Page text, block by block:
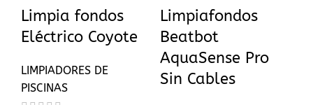
Limpia fondos
Eléctrico Coyote
LIMPIADORES DE
PISCINAS
Limpiafondos
Beatbot
AquaSense Pro
Sin Cables